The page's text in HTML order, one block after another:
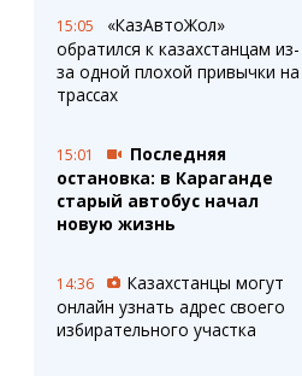
15:05
«КазАвтоЖол»
обратился к казахстанцам из-
за одной плохой привычки на
трассах
15:01
Последняя
остановка: в Караганде
старый автобус начал
новую жизнь
14:36
Казахстанцы могут
онлайн узнать адрес своего
избирательного участка